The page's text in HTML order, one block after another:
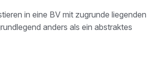
in eine BV mit zugrunde liegenden
anders als ein abstraktes